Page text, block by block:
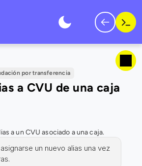
por transferencia
a CVU de una caja
a un CVU asociado a una caja.
un nuevo alias una vez